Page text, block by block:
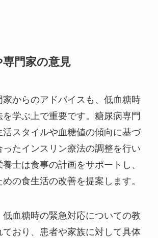
門家の意見
家からのアドバイスも、低血糖時
学ぶ上で重要です。糖尿病専門
活スタイルや血糖値の傾向に基づ
ったインスリン療法の調整を行い
士は食事の計画をサポートし、
の食生活の改善を提案します。
低血糖時の緊急対応についての教
おり、患者や家族に対して具体